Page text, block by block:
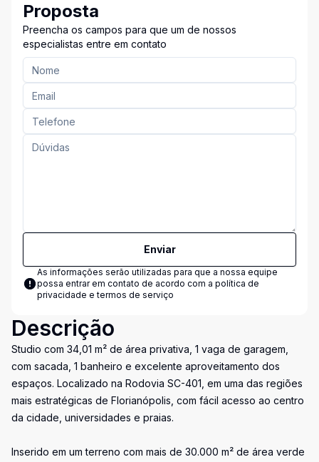
Proposta
Preencha os campos para que um de nossos
especialistas entre em contato
Enviar
As informações serão utilizadas para que a nossa equipe
possa entrar em contato de acordo com a política de
privacidade e termos de serviço
Descrição
Studio com 34,01 m² de área privativa, 1 vaga de garagem,
com sacada, 1 banheiro e excelente aproveitamento dos
espaços. Localizado na Rodovia SC-401, em uma das regiões
mais estratégicas de Florianópolis, com fácil acesso ao centro
da cidade, universidades e praias.
Inserido em um terreno com mais de 30.000 m² de área verde